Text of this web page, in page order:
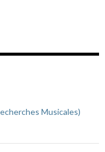
Musicales)